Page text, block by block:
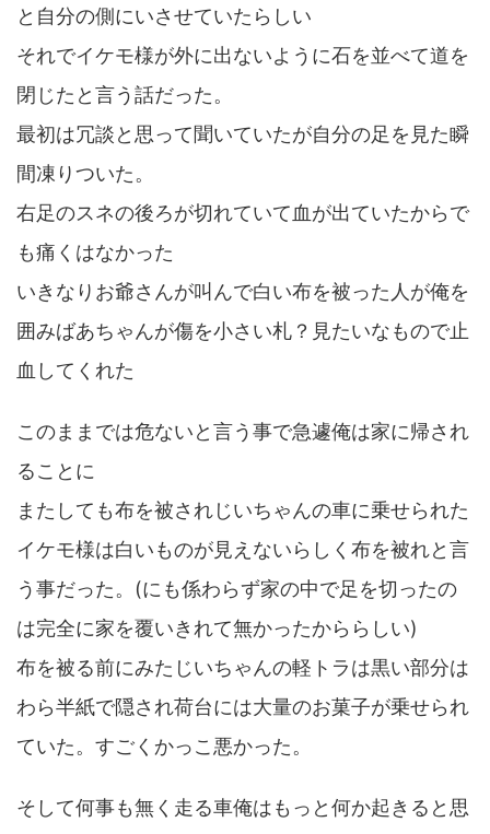
と自分の側にいさせていたらしい
それでイケモ様が外に出ないように石を並べて道を
閉じたと言う話だった。
最初は冗談と思って聞いていたが自分の足を見た瞬
間凍りついた。
右足のスネの後ろが切れていて血が出ていたからで
も痛くはなかった
いきなりお爺さんが叫んで白い布を被った人が俺を
囲みばあちゃんが傷を小さい札？見たいなもので止
血してくれた
このままでは危ないと言う事で急遽俺は家に帰され
ることに
またしても布を被されじいちゃんの車に乗せられた
イケモ様は白いものが見えないらしく布を被れと言
う事だった。(にも係わらず家の中で足を切ったの
は完全に家を覆いきれて無かったかららしい)
布を被る前にみたじいちゃんの軽トラは黒い部分は
わら半紙で隠され荷台には大量のお菓子が乗せられ
ていた。すごくかっこ悪かった。
そして何事も無く走る車俺はもっと何か起きると思